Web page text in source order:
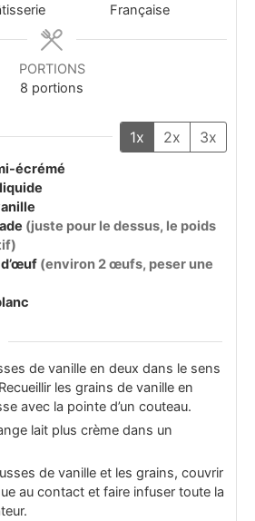
Française
PORTIONS
8 portions
1x 2x 3x
écrémé
(juste pour le dessus, le poids
(environ 2 œufs, peser une
de vanille en deux dans le sens
les grains de vanille en
avec la pointe d’un couteau.
lait plus crème dans un
de vanille et les grains, couvrir
au contact et faire infuser toute la